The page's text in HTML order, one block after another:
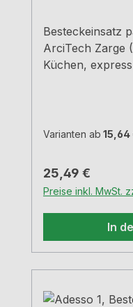
Besteckeinsatz
ArciTech Zarge
Küchen,
Varianten ab 15,64
Regulärer Preis:
25,49 €
Preise inkl. MwSt.
In